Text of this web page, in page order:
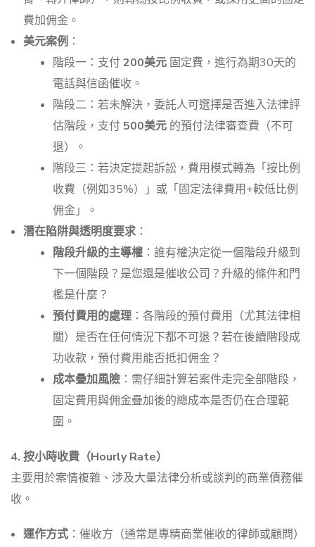
費加佣金。
美元案例 ：
階段一：支付200美元 固定費，進行為期30天的
電話與信函催收。
階段二：若未解決，委託人可選擇是否進入法律評
估階段，支付 500美元 的預付法律審查費（不可
退）。
階段三：若決定提起訴訟，費用模式轉為「按比例
收費（例如35%）」或「固定法律費用+較低比例
佣金」。
潛在陷阱與透明度要求 ：
階段升級的主導權 ：誰有權決定從一個階段升級到
下一個階段？是您還是催收公司？升級的條件和門
檻是什麼？
預付費用的處理 ：各階段的預付費用（尤其法律相
關）是否在任何情況下都不可退？若在後續階段成
功收款，預付費用能否抵扣佣金？
成本疊加風險 ：需仔細計算若案件走完全部階段，
固定費用與佣金疊加後的總成本是否仍在合理範
圍。
4. 按小時收費（Hourly Rate）
主要用於案情複雜、涉及大量法律分析或談判的商業債務催
收。
運作方式 ：催收方（通常是專精商業催收的律師或顧問）